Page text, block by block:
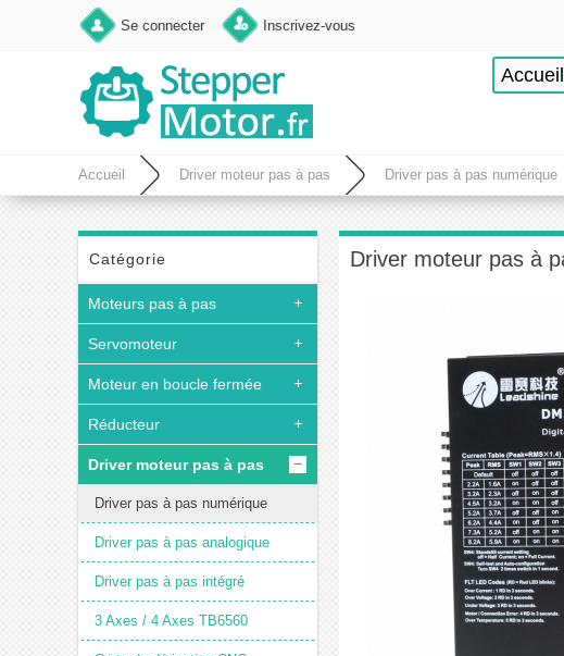
Se connecter Inscrivez-vous
Accueil
Accueil Driver moteur pas à pas Driver pas à pas numérique
Catégorie
Moteurs pas à pas
Servomoteur
Moteur en boucle fermée
Réducteur
Driver moteur pas à pas
Driver pas à pas numérique
Driver pas à pas analogique
Driver pas à pas intégré
3 Axes / 4 Axes TB6560
Driver moteur pas à